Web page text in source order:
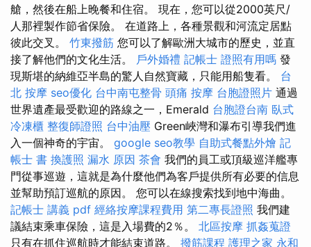
艙，然後在船上晚餐和住宿。 現在，您可以從2000英尺/
人那裡製作節省保險。 在道路上，各種景觀和河流定居點
彼此交叉。 竹東撥筋 您可以了解歐洲大城市的歷史，並直
接了解他們的文化生活。 戶外婚禮 記帳士 證照有用嗎 發
現斯堪的納維亞半島的驚人自然寶藏，只能用船隻看。 台
北 按摩 seo優化 台中南屯整骨 頭痛 按摩 台胞證照片 通過
世界遺產最受歡迎的路線之一，Emerald 台胞證台南 臥式
冷凍櫃 整復師證照 台中油壓 Green峽灣和瀑布引導我們進
入一個神奇的宇宙。 google seo教學 自助式餐點外燴 記
帳士 書 換護照 漏水 原因 茶會 我們的員工或頂級巡洋艦專
門從事巡遊，這就是為什麼他們為客戶提供所有必要的信息
並幫助預訂巡航的原因。 您可以在線搜索找到地中海曲。
記帳士 講義 pdf 經絡按摩課程費用 第二專長證照 我們建
議結束乘車保險，這是入場費的2％。 北區按摩 抓姦蒐證
只有在抓住巡航時才能結束道路。 撥筋課程 護理之家 永和